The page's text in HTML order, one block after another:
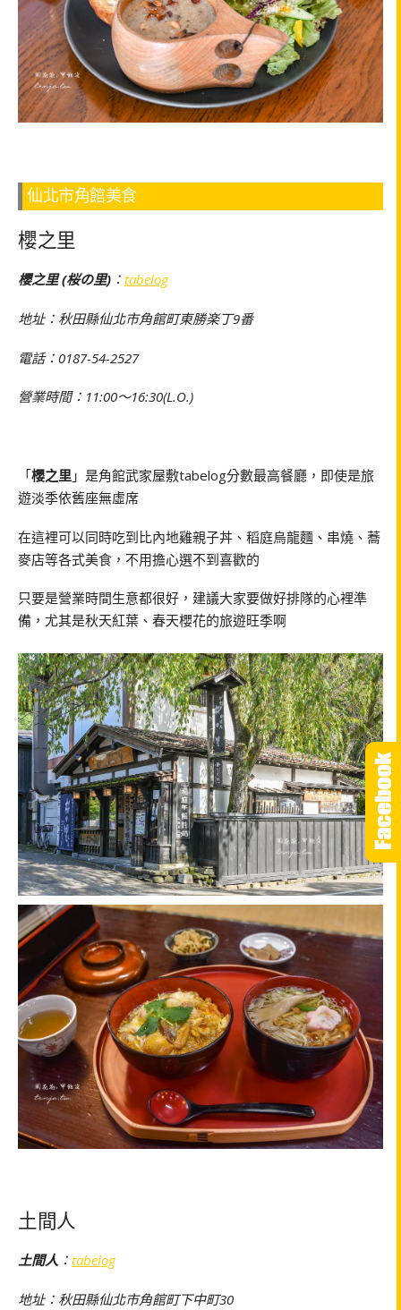
仙北市角館美食
櫻之里
櫻之里 (桜の里) ： tabelog
地址：秋田縣仙北市角館町東勝楽丁9番
電話：0187-54-2527
營業時間：11:00～16:30(L.O.)
「櫻之里 」是角館武家屋敷tabelog分數最高餐廳，即使是旅
遊淡季依舊座無虛席
在這裡可以同時吃到比內地雞親子丼、稻庭烏龍麵、串燒、蕎
麥店等各式美食，不用擔心選不到喜歡的
只要是營業時間生意都很好，建議大家要做好排隊的心裡準
備，尤其是秋天紅葉、春天櫻花的旅遊旺季啊
土間人
土間人 ： tabelog
地址：秋田縣仙北市角館町下中町30